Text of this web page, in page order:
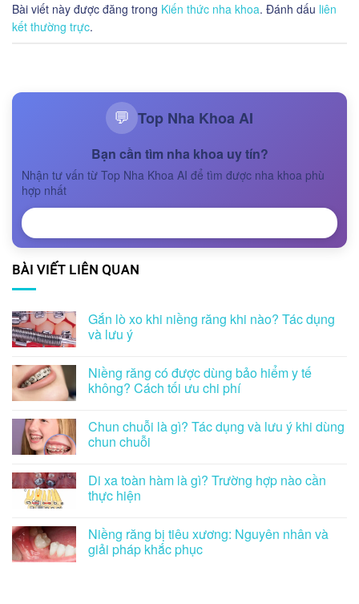
Bài viết này được đăng trong Kiến thức nha khoa. Đánh dấu liên
kết thường trực.
💬 Top Nha Khoa AI
Bạn cần tìm nha khoa uy tín?
Nhận tư vấn từ Top Nha Khoa AI để tìm được nha khoa phù
hợp nhất
BÀI VIẾT LIÊN QUAN
Gắn lò xo khi niềng răng khi nào? Tác dụng
và lưu ý
Niềng răng có được dùng bảo hiểm y tế
không? Cách tối ưu chi phí
Chun chuỗi là gì? Tác dụng và lưu ý khi dùng
chun chuỗi
Di xa toàn hàm là gì? Trường hợp nào cần
thực hiện
Niềng răng bị tiêu xương: Nguyên nhân và
giải pháp khắc phục